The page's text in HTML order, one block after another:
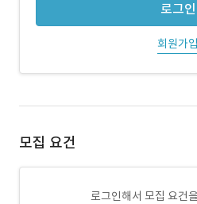
로그인
회원가입
모집 요건
로그인해서 모집 요건